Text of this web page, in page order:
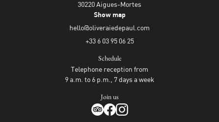
30220 Aigues-Mortes
Show map
+33 6 03 95 06 25
Schedule
Telephone reception from
9 a.m. to 6 p.m., 7 days a week
Join us